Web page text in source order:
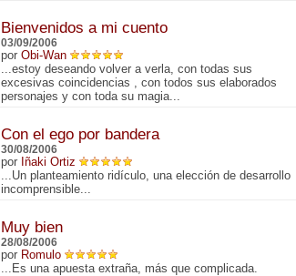
Bienvenidos a mi cuento
03/09/2006
por Obi-Wan
...estoy deseando volver a verla, con todas sus
excesivas coincidencias , con todos sus elaborados
personajes y con toda su magia...
Con el ego por bandera
30/08/2006
por Iñaki Ortiz
...Un planteamiento ridículo, una elección de desarrollo
incomprensible...
Muy bien
28/08/2006
por Romulo
...Es una apuesta extraña, más que complicada.